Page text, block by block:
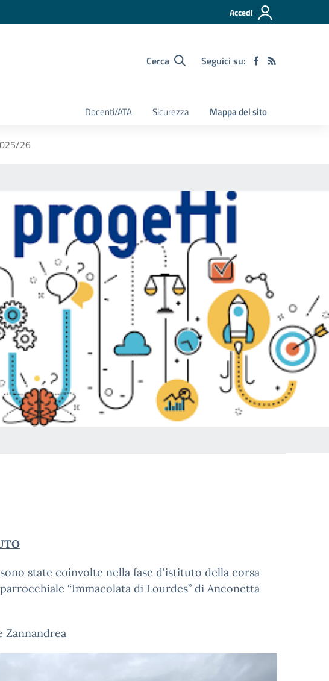
Accedi
Cerca Seguici su:
Docenti/ATA Sicurezza Mappa del sito
26
state coinvolte nella fase d'istituto della corsa
“Immacolata di Lourdes” di Anconetta
Zannandrea